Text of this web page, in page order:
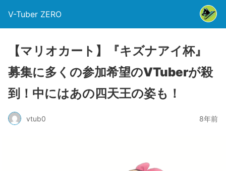
V-Tuber ZERO
【マリオカート】『キズナアイ杯』
募集に多くの参加希望のVTuberが殺
到！中にはあの四天王の姿も！
vtub0 8年前